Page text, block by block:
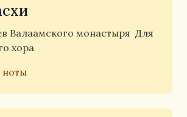
Валаамского монастыря Для
хора
ноты